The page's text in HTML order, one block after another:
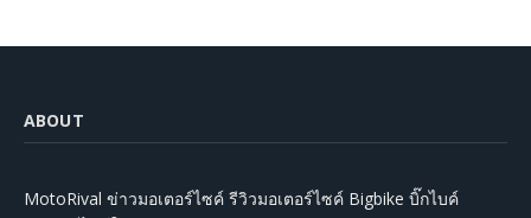
ABOUT
MotoRival ข่าวมอเตอร์ไซค์ รีวิวมอเตอร์ไซค์ Bigbike บิ๊กไบค์